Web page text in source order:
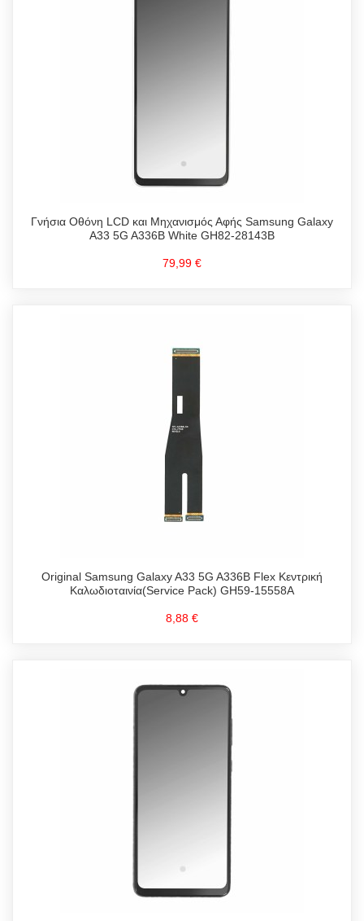
Γνήσια Οθόνη LCD και Μηχανισμός Αφής Samsung Galaxy
A33 5G A336B White GH82-28143B
79,99 €
Original Samsung Galaxy A33 5G A336B Flex Κεντρική
Καλωδιοταινία(Service Pack) GH59-15558A
8,88 €